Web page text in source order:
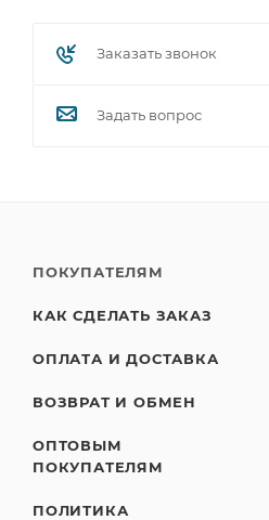
Заказать звонок
Задать вопрос
ПОКУПАТЕЛЯМ
КАК СДЕЛАТЬ ЗАКАЗ
ОПЛАТА И ДОСТАВКА
ВОЗВРАТ И ОБМЕН
ОПТОВЫМ
ПОКУПАТЕЛЯМ
ПОЛИТИКА